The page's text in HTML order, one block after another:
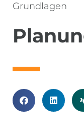
Grundlagen